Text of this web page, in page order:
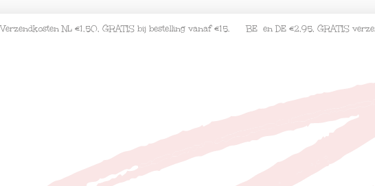
Verzendkosten NL €1,50, GRATIS bij bestelling vanaf €15. BE en DE €2,95, GRATIS